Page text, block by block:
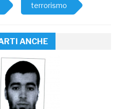
terrorismo
ANCHE